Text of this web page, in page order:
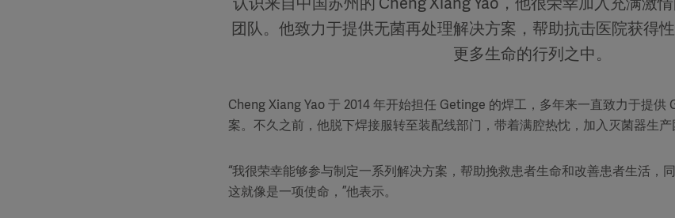
团队。他致力于提供无菌再处理解决方案，帮助抗击医院获得
更多生命的行列之中。
Cheng Xiang Yao 于 2014 年开始担任 Getinge 的焊工，多年来一直致力于提
案。不久之前，他脱下焊接服转至装配线部门，带着满腔热忱，加入灭菌器生产
“我很荣幸能够参与制定一系列解决方案，帮助挽救患者生命和改善患者生活，
这就像是一项使命，”他表示。